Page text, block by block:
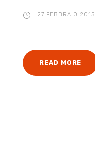
27 FEBBRAIO 2015
READ MORE